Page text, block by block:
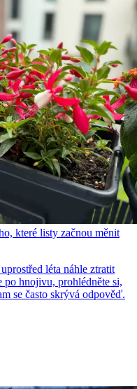
které listy začnou měnit
léta náhle ztratit
po hnojivu, prohlédněte si,
se často skrývá odpověď.